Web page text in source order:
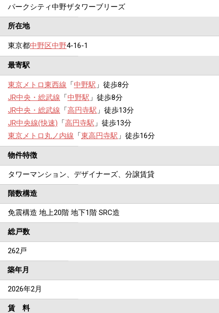
パークシティ中野ザタワーブリーズ
所在地
東京都中野区中野4-16-1
最寄駅
東京メトロ東西線 「中野駅 」徒歩8分
JR中央・総武線 「中野駅 」徒歩8分
JR中央・総武線 「高円寺駅 」徒歩13分
JR中央線(快速) 「高円寺駅 」徒歩13分
東京メトロ丸ノ内線 「東高円寺駅 」徒歩16分
物件特徴
タワーマンション、デザイナーズ、分譲賃貸
階数構造
免震構造 地上20階 地下1階 SRC造
総戸数
262戸
築年月
2026年2月
賃 料